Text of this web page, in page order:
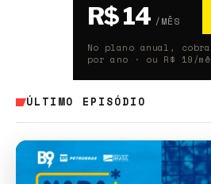
R$ 14 /MÊS
No plano anual,
por ano · ou R$ 19/
ÚLTIMO EPISÓDIO